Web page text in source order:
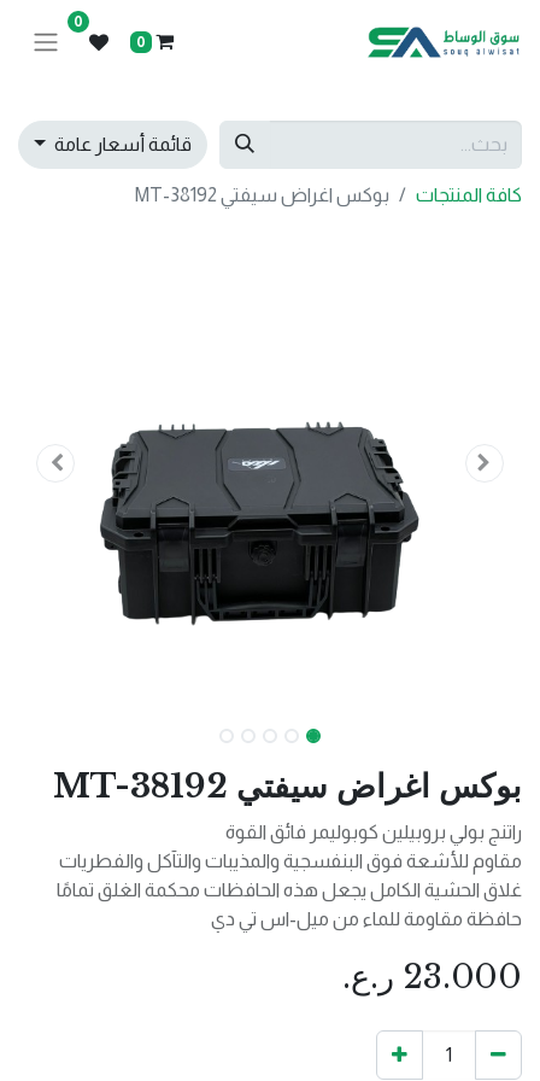
0
0
قائمة أسعار عامة
كافة المنتجات بوكس اغراض سيفتي MT-38192
بوكس اغراض سيفتي MT-38192
راتنج بولي بروبيلين كوبوليمر فائق القوة
مقاوم للأشعة فوق البنفسجية والمذيبات والتآكل والفطريات
غلاق الحشية الكامل يجعل هذه الحافظات محكمة الغلق تمامًا
حافظة مقاومة للماء من ميل-اس تي دي
23.000 ر.ع.